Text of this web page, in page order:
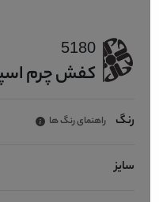
5180
کفش چرم اسپرت
رنگ راهنمای رنگ ها
سایز